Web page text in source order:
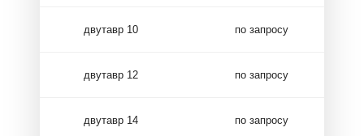
двутавр 10 по запросу
двутавр 12 по запросу
двутавр 14 по запросу